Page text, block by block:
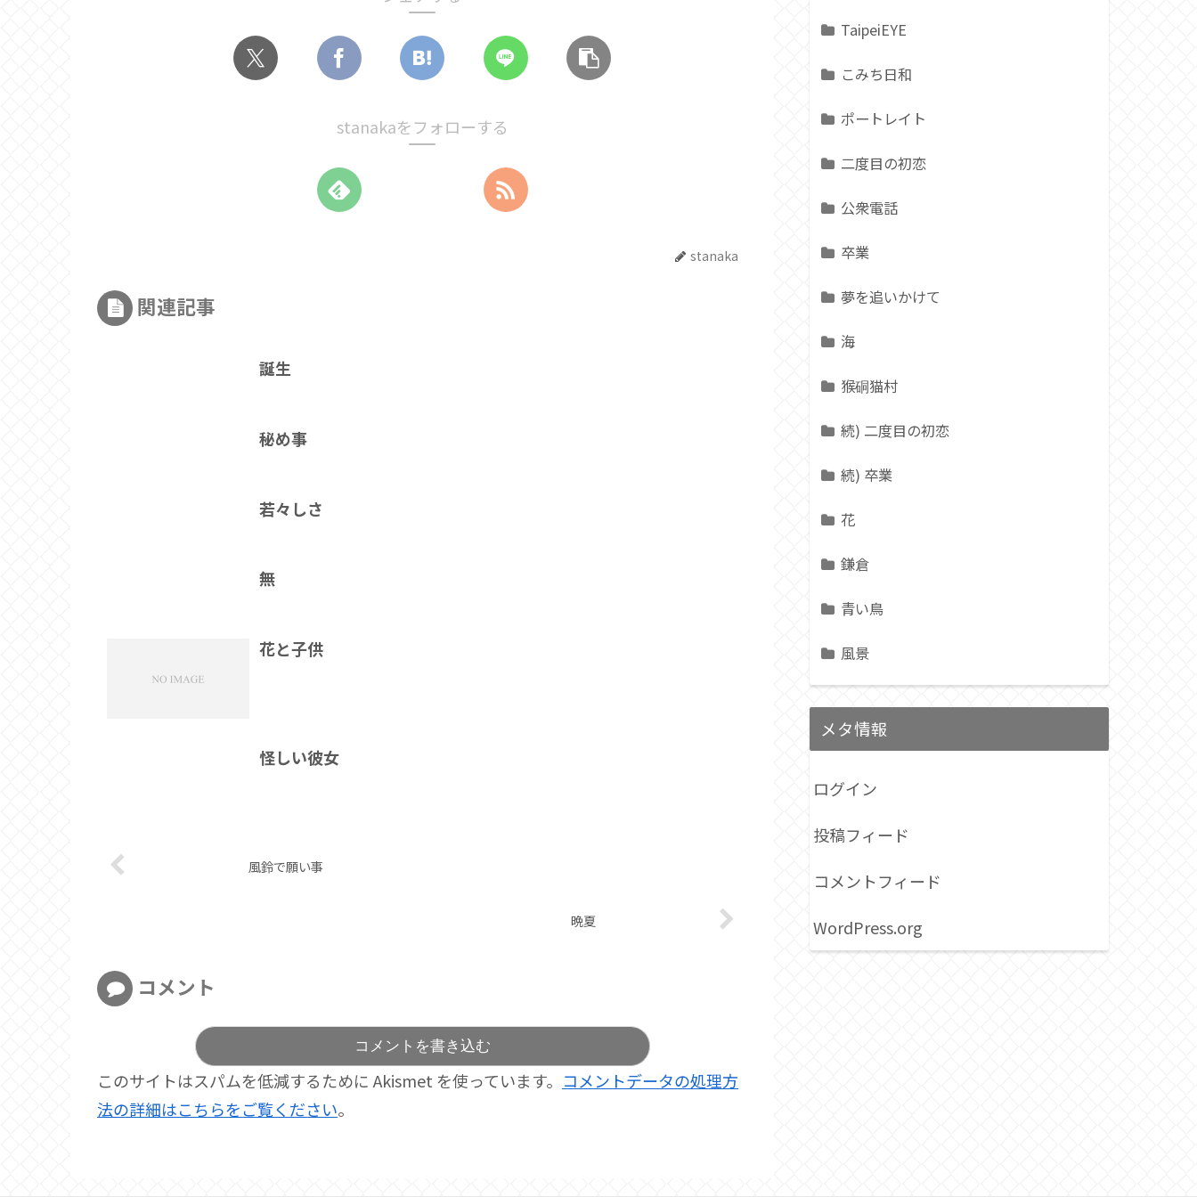
stanakaをフォローする
stanaka
関連記事
誕生
秘め事
若々しさ
無
花と子供
怪しい彼女
風鈴で願い事
晩夏
コメント
コメントを書き込む
このサイトはスパムを低減するために Akismet を使っています。 コメントデータの処理方
法の詳細はこちらをご覧ください。
TaipeiEYE
こみち日和
ポートレイト
二度目の初恋
公衆電話
卒業
夢を追いかけて
海
猴硐猫村
続) 二度目の初恋
続) 卒業
花
鎌倉
青い鳥
風景
メタ情報
ログイン
投稿フィード
コメントフィード
WordPress.org